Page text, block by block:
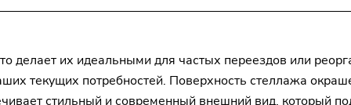
делает их идеальными для частых переездов или
текущих потребностей. Поверхность стеллажа
стильный и современный внешний вид, который